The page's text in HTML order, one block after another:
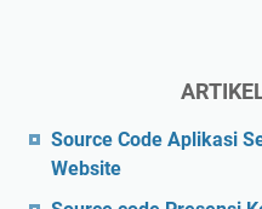
Source Code Aplikasi
Website